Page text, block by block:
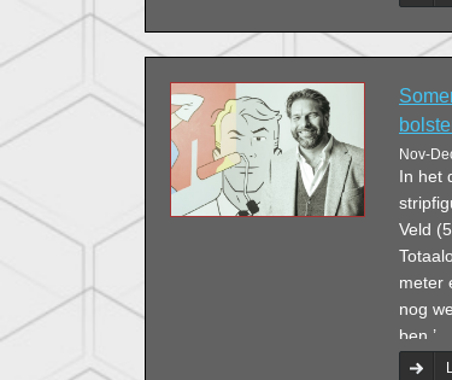
Nov-
In het
Veld
meter
nog
ben.’